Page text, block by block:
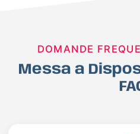
DOMANDE
Messa a